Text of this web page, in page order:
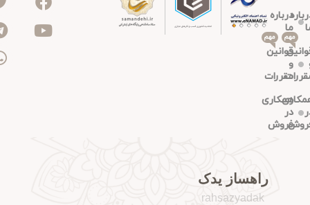
مهم
درباره
ما
قوانین
و
مقررات
مهم
همکاری
در
فروش
راهساز یدک
rahsazyadak